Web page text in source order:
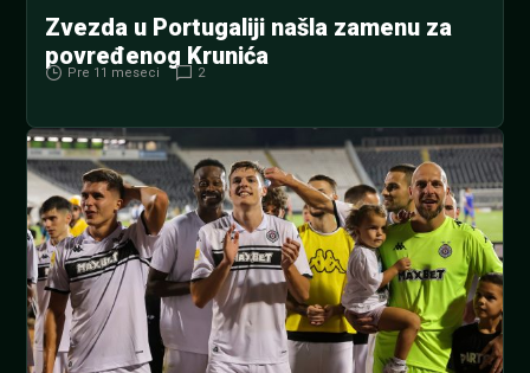
Zvezda u Portugaliji našla zamenu za
povređenog Krunića
Pre 11 meseci 2